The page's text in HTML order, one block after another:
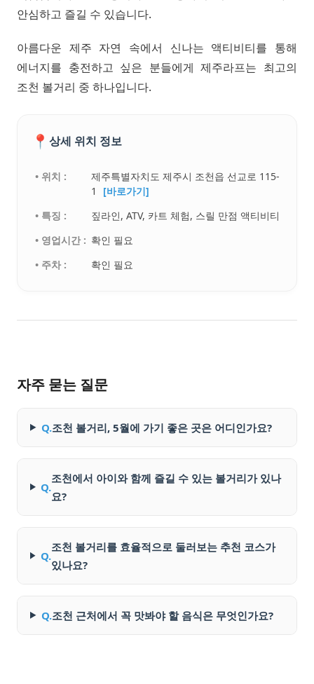
안심하고 즐길 수 있습니다.
아름다운 제주 자연 속에서 신나는 액티비티를 통해
에너지를 충전하고 싶은 분들에게 제주라프는 최고의
조천 볼거리 중 하나입니다.
📍 상세 위치 정보
• 위치 :
제주특별자치도 제주시 조천읍 선교로 115-
1
[바로가기]
• 특징 :
짚라인, ATV, 카트 체험, 스릴 만점 액티비티
• 영업시간 : 확인 필요
• 주차 :
확인 필요
자주 묻는 질문
Q.조천 볼거리, 5월에 가기 좋은 곳은 어디인가요?
Q.
조천에서 아이와 함께 즐길 수 있는 볼거리가 있나
요?
Q.
조천 볼거리를 효율적으로 둘러보는 추천 코스가
있나요?
Q.조천 근처에서 꼭 맛봐야 할 음식은 무엇인가요?